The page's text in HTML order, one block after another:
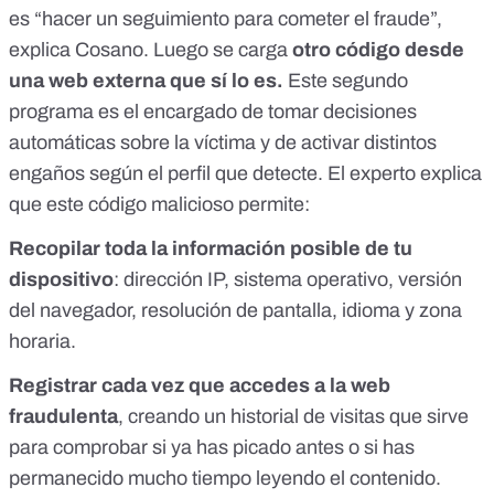
es “hacer un seguimiento para cometer el fraude”,
explica Cosano. Luego se carga otro código desde
una web externa que sí lo es. Este segundo
programa es el encargado de tomar decisiones
automáticas sobre la víctima y de activar distintos
engaños según el perfil que detecte. El experto explica
que este código malicioso permite:
Recopilar toda la información posible de tu
dispositivo: dirección IP, sistema operativo, versión
del navegador, resolución de pantalla, idioma y zona
horaria.
Registrar cada vez que accedes a la web
fraudulenta, creando un historial de visitas que sirve
para comprobar si ya has picado antes o si has
permanecido mucho tiempo leyendo el contenido.